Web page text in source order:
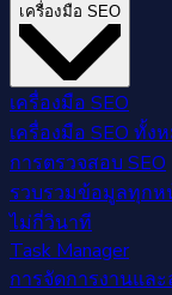
เครื่องมือ SEO
เครื่องมือ SEO
เครื่องมือ SEO ทั้ง
การตรวจสอบ SEO
รวบรวมข้อมูลทุกห
ไม่กี่วินาที
Task Manager
การจัดการงานแล